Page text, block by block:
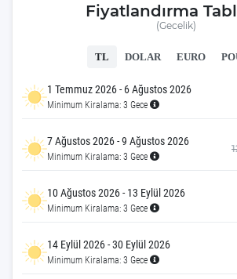
Fiyatlandırma
(Gecelik)
TL DOLAR EURO
1 Temmuz 2026 - 6 Ağustos 2026
Minimum Kiralama: 3 Gece
7 Ağustos 2026 - 9 Ağustos 2026
Minimum Kiralama: 3 Gece
10 Ağustos 2026 - 13 Eylül 2026
Minimum Kiralama: 3 Gece
14 Eylül 2026 - 30 Eylül 2026
Minimum Kiralama: 3 Gece